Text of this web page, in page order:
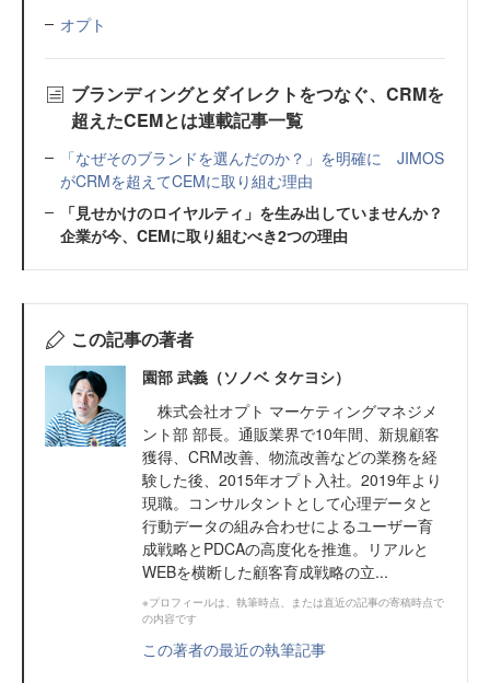
オプト
ブランディングとダイレクトをつなぐ、CRMを
超えたCEMとは連載記事一覧
「なぜそのブランドを選んだのか？」を明確に JIMOS
がCRMを超えてCEMに取り組む理由
「見せかけのロイヤルティ」を生み出していませんか？
企業が今、CEMに取り組むべき2つの理由
この記事の著者
園部 武義（ソノベ タケヨシ）
株式会社オプト マーケティングマネジメ
ント部 部長。通販業界で10年間、新規顧客
獲得、CRM改善、物流改善などの業務を経
験した後、2015年オプト入社。2019年より
現職。コンサルタントとして心理データと
行動データの組み合わせによるユーザー育
成戦略とPDCAの高度化を推進。リアルと
WEBを横断した顧客育成戦略の立...
※プロフィールは、執筆時点、または直近の記事の寄稿時点で
の内容です
この著者の最近の執筆記事